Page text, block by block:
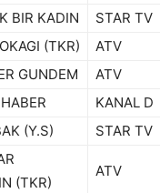
BIR KADIN STAR TV
(TKR) ATV
GUNDEM ATV
KANAL D
(Y.S) STAR TV
(TKR)
ATV